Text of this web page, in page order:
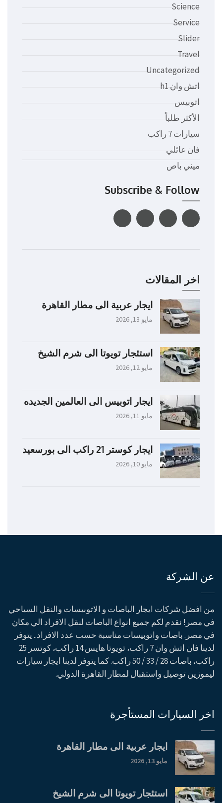
Science
Service
Slider
Travel
Uncategorized
اتش وان h1
اتوبيس
الأكثر طلباً
سيارات 7 راكب
فان عائلي
ميني باص
Subscribe & Follow
اخر المقالات
ايجار عربية الى مطار القاهرة
مايو 13, 2026
استئجار تويوتا الى شرم الشيخ
مايو 12, 2026
ايجار اتوبيس الى العالمين الجديده
مايو 11, 2026
ايجار كوستر 21 راكب الى بورسعيد
مايو 10, 2026
عن الشركة
من افضل شركات ايجار الباصات و الاتوبيسات والنقل السياحي
في مصر! نقدم لكم جميع انواع الباصات لنقل الافراد الي مكان
في مصر. باصات واتوبيسات مناسبة حسب عدد الافراد.. يتوفر
لدينا فان اتش وان 7 راكب، تويوتا هايس 14 راكب، كوتسر 25
راكب، باصات 28 / 33 / 50 راكب. كما يتوفر لدينا ايجار سيارات
ليموزين توصيل واستقبال لمطار القاهرة الدولي.
اخر السيارات المستأجرة
ايجار عربية الى مطار القاهرة
مايو 13, 2026
استئجار تويوتا الى شرم الشيخ